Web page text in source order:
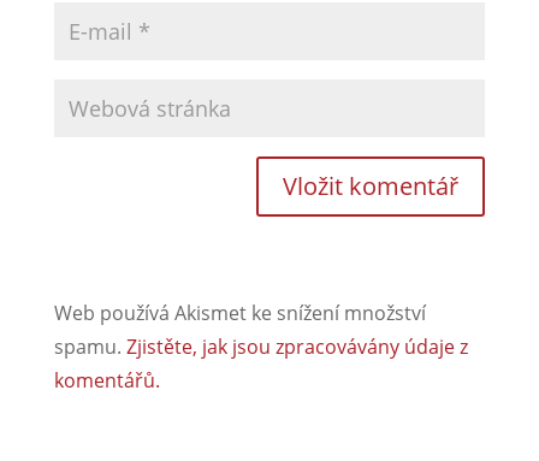
Web používá Akismet ke snížení množství
spamu. Zjistěte, jak jsou zpracovávány údaje z
komentářů.